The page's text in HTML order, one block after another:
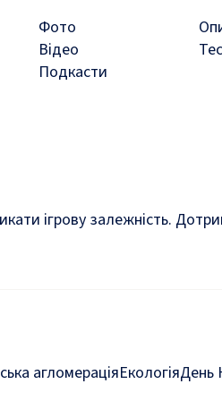
Фото
Відео
Подкасти
ігрову залежність.
агломераціяЕкологіяДень